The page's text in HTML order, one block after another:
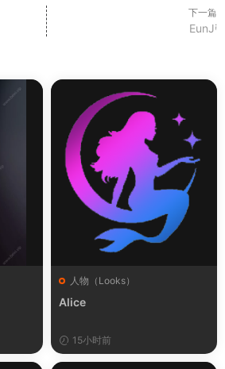
下一篇
EunJi
人物（Looks）
Alice
15小时前